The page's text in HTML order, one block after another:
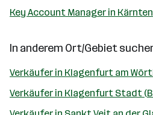
Key Account Manager in Kärnten
In anderem Ort/Gebiet
Verkäufer in Klagenfurt am
Verkäufer in Klagenfurt Stadt